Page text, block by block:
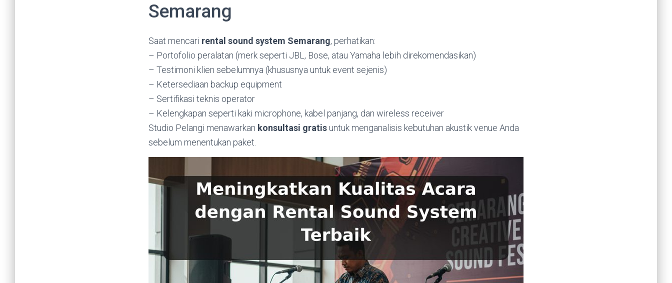
Semarang
Saat mencari rental sound system Semarang, perhatikan:
– Portofolio peralatan (merk seperti JBL, Bose, atau Yamaha lebih direkomendasikan)
– Testimoni klien sebelumnya (khususnya untuk event sejenis)
– Ketersediaan backup equipment
– Sertifikasi teknis operator
– Kelengkapan seperti kaki microphone, kabel panjang, dan wireless receiver
Studio Pelangi menawarkan konsultasi gratis untuk menganalisis kebutuhan akustik venue Anda
sebelum menentukan paket.